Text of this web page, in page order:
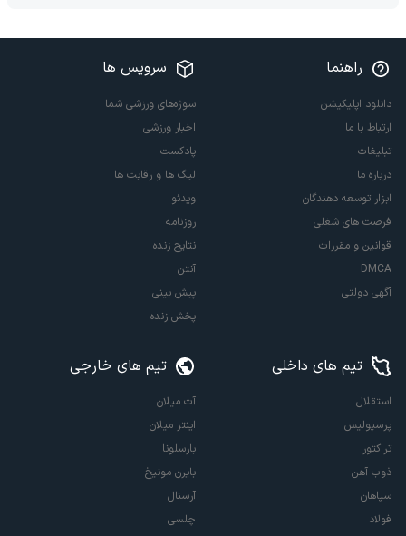
راهنما
دانلود اپلیکیشن
ارتباط با ما
تبلیغات
درباره ما
ابزار توسعه دهندگان
فرصت های شغلی
قوانین و مقررات
DMCA
آگهی دولتی
سرویس ها
سوژه‌های ورزشی شما
اخبار ورزشی
پادکست
لیگ ها و رقابت ها
ویدئو
روزنامه
نتایج زنده
آنتن
پیش بینی
پخش زنده
تیم های داخلی
استقلال
پرسپولیس
تراکتور
ذوب آهن
سپاهان
فولاد
تیم های خارجی
آث میلان
اینتر میلان
بارسلونا
بایرن مونیخ
آرسنال
چلسی